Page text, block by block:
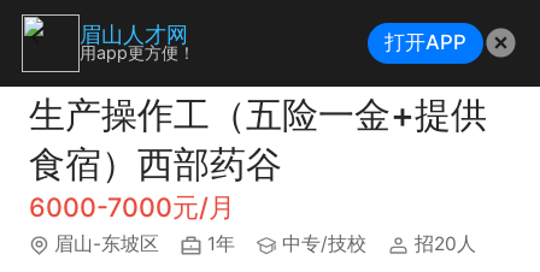
生产操作工（五险一金+提供
食宿）西部药谷
6000-7000元/月
眉山-东坡区 1年 中专/技校 招20人
眉山人才网
用app更方便！ 打开APP